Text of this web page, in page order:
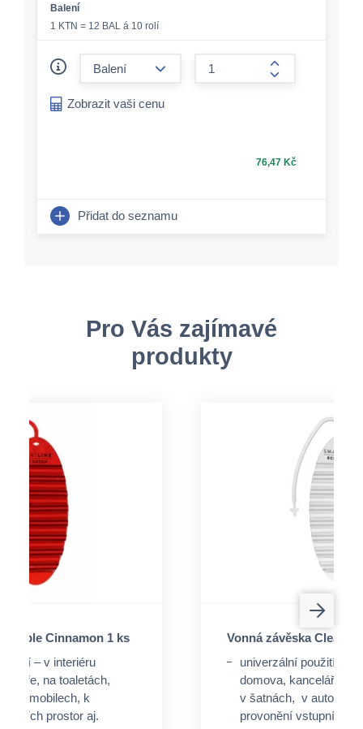
Balení
1 KTN = 12 BAL á 10 rolí
form.increase-
Zobrazit vaši cenu
76,47 Kč
Přidat do seznamu
Pro Vás zajímavé
produkty
Apple Cinnamon 1 ks
– v interiéru
na toaletách,
automobilech, k
prostor aj.
Vonná závěska Clean
univerzální použití – v
domova, kanceláře,
v šatnách, v
provonění vstupních